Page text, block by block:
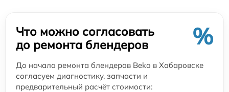
Что можно согласовать
до ремонта блендеров
%
До начала ремонта блендеров Beko в Хабаровске
согласуем диагностику, запчасти и
предварительный расчёт стоимости: